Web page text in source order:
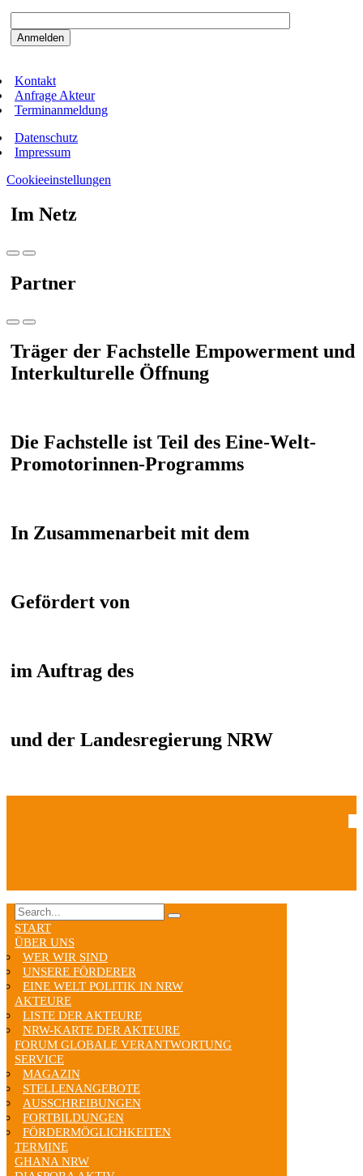
Kontakt
Anfrage Akteur
Terminanmeldung
Datenschutz
Impressum
Cookieeinstellungen
Im Netz
Partner
Träger der Fachstelle Empowerment und
Interkulturelle Öffnung
Die Fachstelle ist Teil des Eine-Welt-
Promotorinnen-Programms
In Zusammenarbeit mit dem
Gefördert von
im Auftrag des
und der Landesregierung NRW
START
ÜBER UNS
WER WIR SIND
UNSERE FÖRDERER
EINE WELT POLITIK IN NRW
AKTEURE
LISTE DER AKTEURE
NRW-KARTE DER AKTEURE
FORUM GLOBALE VERANTWORTUNG
SERVICE
MAGAZIN
STELLENANGEBOTE
AUSSCHREIBUNGEN
FORTBILDUNGEN
FÖRDERMÖGLICHKEITEN
TERMINE
GHANA NRW